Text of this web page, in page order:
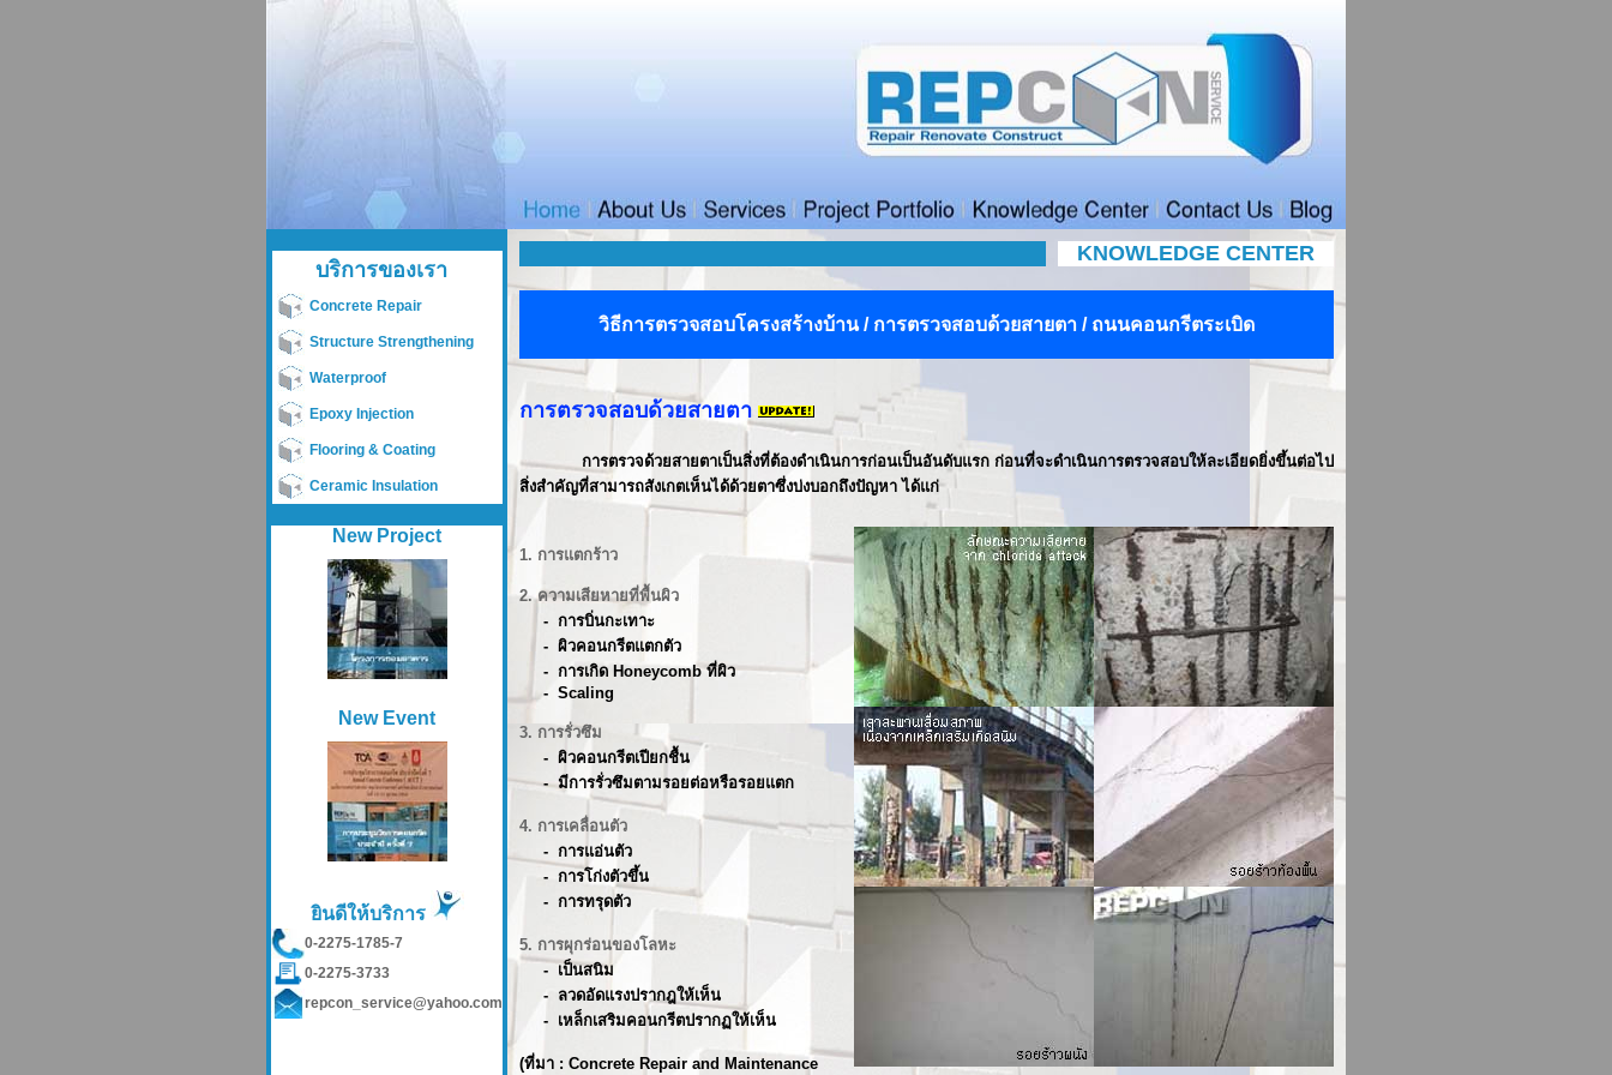
บริการของเรา
Concrete Repair
Structure Strengthening
Waterproof
Epoxy Injection
Flooring & Coating
Ceramic Insulation
New Project
New Event
ยินดีให้บริการ
0-2275-1785-7
0-2275-3733
repcon_service@yahoo.com
KNOWLEDGE CENTER
วิธีการตรวจสอบโครงสร้างบ้าน/ การตรวจสอบด้วยสายตา / ถนนคอนกรีตระเบิด
การตรวจสอบด้วยสายตา
การตรวจด้วยสายตาเป็นสิ่งที่ต้องดำเนินการก่อนเป็นอันดับแรก ก่อนที่จะดำเนินการตรวจสอบให้ละเอียดยิ่งขึ้นต่อไป
สิ่งสำคัญที่สามารถสังเกตเห็นได้ด้วยตาซึ่งบ่งบอกถึงปัญหา ได้แก่
1. การแตกร้าว
2. ความเสียหายที่พื้นผิว
- การบิ่นกะเทาะ
- ผิวคอนกรีตแตกตัว
- การเกิด Honeycomb ที่ผิว
- Scaling
3. การรั่วซึม
- ผิวคอนกรีตเปียกชื้น
- มีการรั่วซึมตามรอยต่อหรือรอยแตก
4. การเคลื่อนตัว
- การแอ่นตัว
- การโก่งตัวขึ้น
- การทรุดตัว
5. การผุกร่อนของโลหะ
- เป็นสนิม
- ลวดอัดแรงปรากฎให้เห็น
- เหล็กเสริมคอนกรีตปรากฏให้เห็น
(ที่มา : Concrete Repair and Maintenance